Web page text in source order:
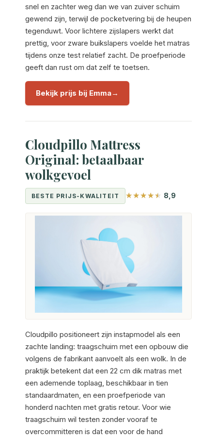
snel en zachter weg dan we van zuiver schuim
gewend zijn, terwijl de pocketvering bij de heupen
tegenduwt. Voor lichtere zijslapers werkt dat
prettig, voor zware buikslapers voelde het matras
tijdens onze test relatief zacht. De proefperiode
geeft dan rust om dat zelf te toetsen.
Bekijk prijs bij Emma
Cloudpillo Mattress
Original: betaalbaar
wolkgevoel
BESTE PRIJS-KWALITEIT 8,9
Cloudpillo positioneert zijn instapmodel als een
zachte landing: traagschuim met een opbouw die
volgens de fabrikant aanvoelt als een wolk. In de
praktijk betekent dat een 22 cm dik matras met
een ademende toplaag, beschikbaar in tien
standaardmaten, en een proefperiode van
honderd nachten met gratis retour. Voor wie
traagschuim wil testen zonder vooraf te
overcommitteren is dat een voor de hand